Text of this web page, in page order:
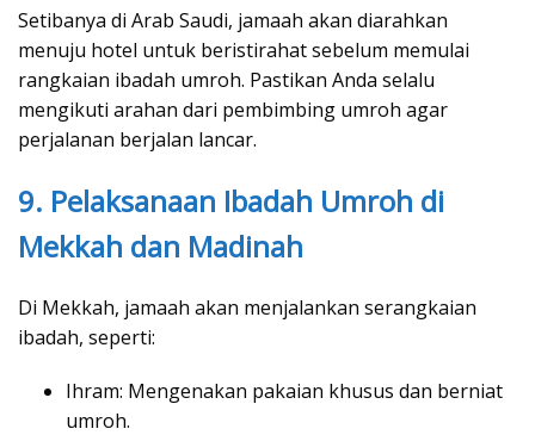
Setibanya di Arab Saudi, jamaah akan diarahkan
menuju hotel untuk beristirahat sebelum memulai
rangkaian ibadah umroh. Pastikan Anda selalu
mengikuti arahan dari pembimbing umroh agar
perjalanan berjalan lancar.
9. Pelaksanaan Ibadah Umroh di
Mekkah dan Madinah
Di Mekkah, jamaah akan menjalankan serangkaian
ibadah, seperti:
Ihram: Mengenakan pakaian khusus dan berniat
umroh.